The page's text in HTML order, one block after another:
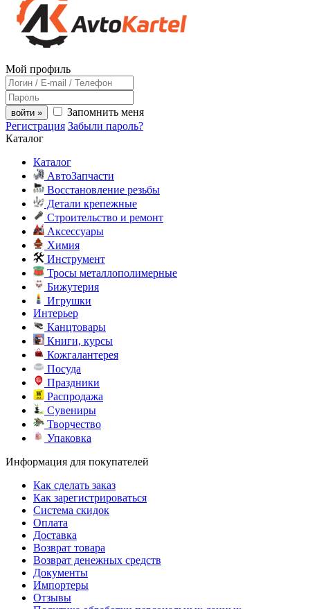
Мой профиль
войти »
Запомнить меня
Регистрация Забыли пароль?
Каталог
Каталог
АвтоЗапчасти
Восстановление резьбы
Детали крепежные
Строительство и ремонт
Аксессуары
Химия
Инструмент
Тросы металлополимерные
Бижутерия
Игрушки
Интерьер
Канцтовары
Книги, курсы
Кожгалантерея
Посуда
Праздники
Распродажа
Сувениры
Творчество
Упаковка
Информация для покупателей
Как сделать заказ
Как зарегистрироваться
Система скидок
Оплата
Доставка
Возврат товара
Возврат денежных средств
Документы
Импортеры
Отзывы